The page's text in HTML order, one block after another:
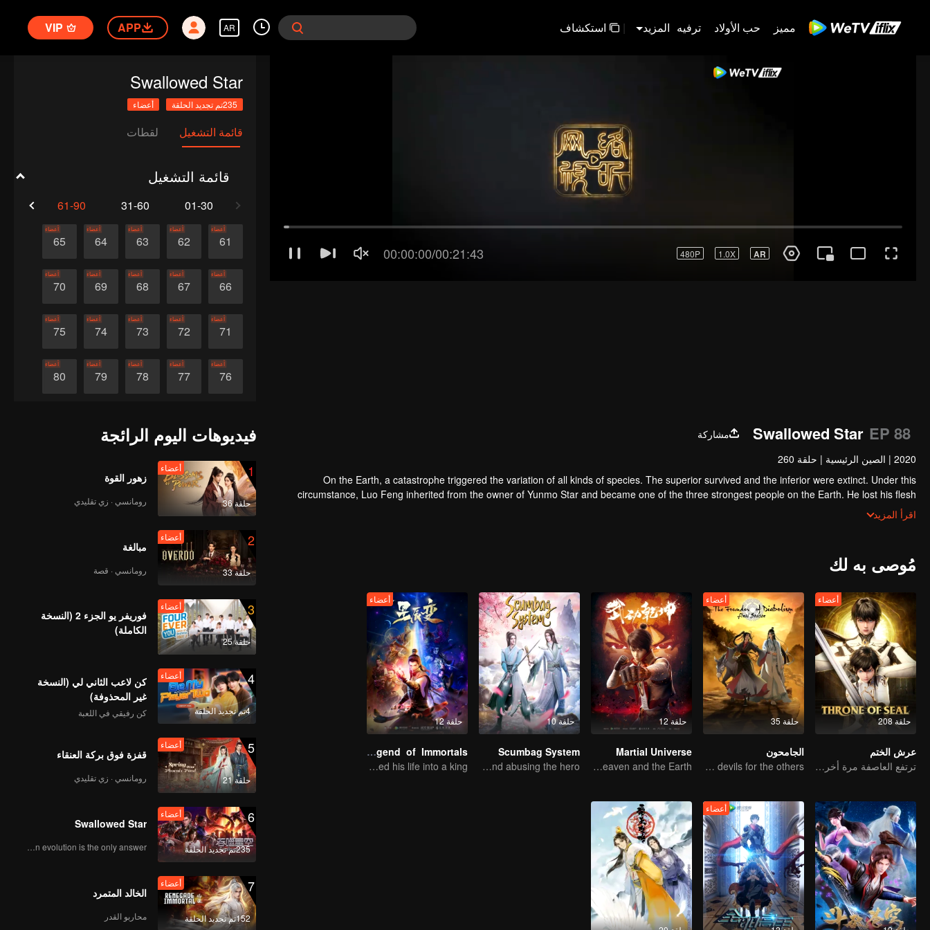
مميز حب الأولاد ترفيه المزيد | استكشاف AR
APP
VIP
Swallowed Star
235تم تجديد الحلقة أعضاء
قائمة التشغيل لقطات
قائمة التشغيل
01-30
31-60
61-90
61
أعضاء
62
أعضاء
63
أعضاء
64
أعضاء
65
أعضاء
66
أعضاء
67
أعضاء
68
أعضاء
69
أعضاء
70
أعضاء
71
أعضاء
72
أعضاء
73
أعضاء
74
أعضاء
75
أعضاء
76
أعضاء
77
أعضاء
78
أعضاء
79
أعضاء
80
أعضاء
86
87
Swallowed Star EP 88
مشاركة
2020
| الصين الرئيسية | حلقة 260
On the Earth, a catastrophe triggered the variation of all kinds of species. The superior survived and the inferior were extinct. Under this
circumstance, Luo Feng inherited from the owner of Yunmo Star and became one of the three strongest people on the Earth. He lost his flesh
during the fight against giant swallowed monster but then he took the flesh of the monster. In the flesh, he developed a human body. Later, he
stepped out of the Earth and headed to the universe.
اقرأ المزيد
مُوصى به لك
حلقة 208
أعضاء
عرش الختم
ترتفع العاصفة مرة أخرى مع حلول العرش
حلقة 35
أعضاء
الجامحون
The youth from clan of cultivators killed the devils for the others
حلقة 12
Martial Universe
Wu Zhiji, Breaking the Sky, Moving the Heaven and the Earth
حلقة 10
Scumbag System
An ordinary youth crossing as a villain into the book and abusing the hero!
حلقة 12
أعضاء
Legend of Immortals
The boy changed his life into a king
أعضاء
فيديوهات اليوم الرائجة
1
حلقة 36
أعضاء
زهور القوة
رومانسي · زي تقليدي
2
حلقة 33
أعضاء
مبالغة
رومانسي · قصة
3
حلقة 25
أعضاء
فوريفر يو الجزء 2 (النسخة
الكاملة)
4
4تم تجديد الحلقة
أعضاء
كن لاعب الثاني لي (النسخة
غير المحذوفة)
كن رفيقي في اللعبة
5
حلقة 21
أعضاء
قفزة فوق بركة العنقاء
رومانسي · زي تقليدي
6
235تم تجديد الحلقة
أعضاء
Swallowed Star
Human evolution is the only answer.
7
152تم تجديد الحلقة
أعضاء
الخالد المتمرد
محاربو القدر